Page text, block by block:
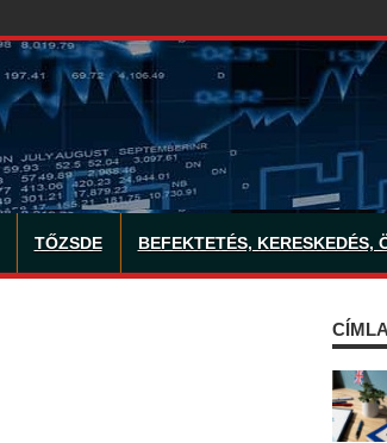
TŐZSDE BEFEKTETÉS, KERESKEDÉS,